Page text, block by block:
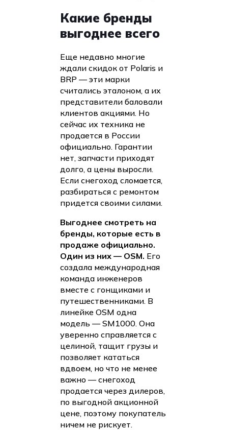
Какие бренды
выгоднее всего
Еще недавно многие
ждали скидок от Polaris и
BRP — эти марки
считались эталоном, а их
представители баловали
клиентов акциями. Но
сейчас их техника не
продается в России
официально. Гарантии
нет, запчасти приходят
долго, а цены выросли.
Если снегоход сломается,
разбираться с ремонтом
придется своими силами.
Выгоднее смотреть на
бренды, которые есть в
продаже официально.
Один из них — OSM. Его
создала международная
команда инженеров
вместе с гонщиками и
путешественниками. В
линейке OSM одна
модель — SM1000. Она
уверенно справляется с
целиной, тащит грузы и
позволяет кататься
вдвоем, но что не менее
важно — снегоход
продается через дилеров,
по выгодной акционной
цене, поэтому покупатель
ничем не рискует.